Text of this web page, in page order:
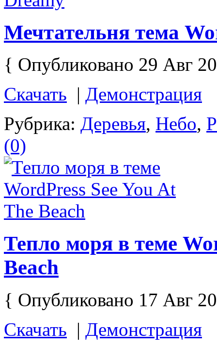
Мечтательня тема
{ Опубликовано 29 Авг
Скачать | Демонстрация
Рубрика: Деревья, Небо,
(0)
Тепло моря в теме
Beach
{ Опубликовано 17 Авг
Скачать | Демонстрация